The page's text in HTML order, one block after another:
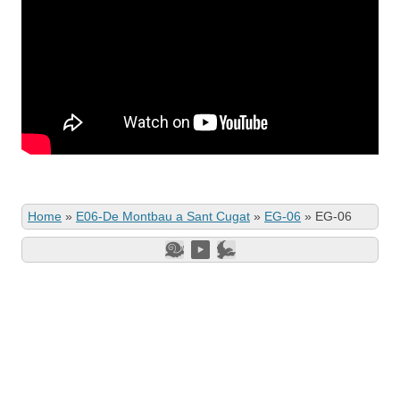
Home » E06-De Montbau a Sant Cugat » EG-06 » EG-06